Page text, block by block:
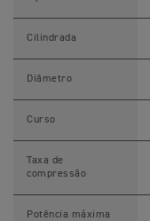
p
f
Cilindrada
Diâmetro
Curso
Taxa de
compressão
Potência máxima